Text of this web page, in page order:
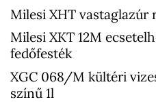
Milesi XHT vastaglazúr
Milesi XKT 12M
fedőfesték
XGC 068/M kültéri
színű 1l